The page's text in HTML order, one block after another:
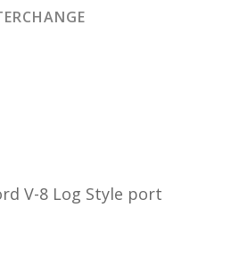
V-8 Log Style port